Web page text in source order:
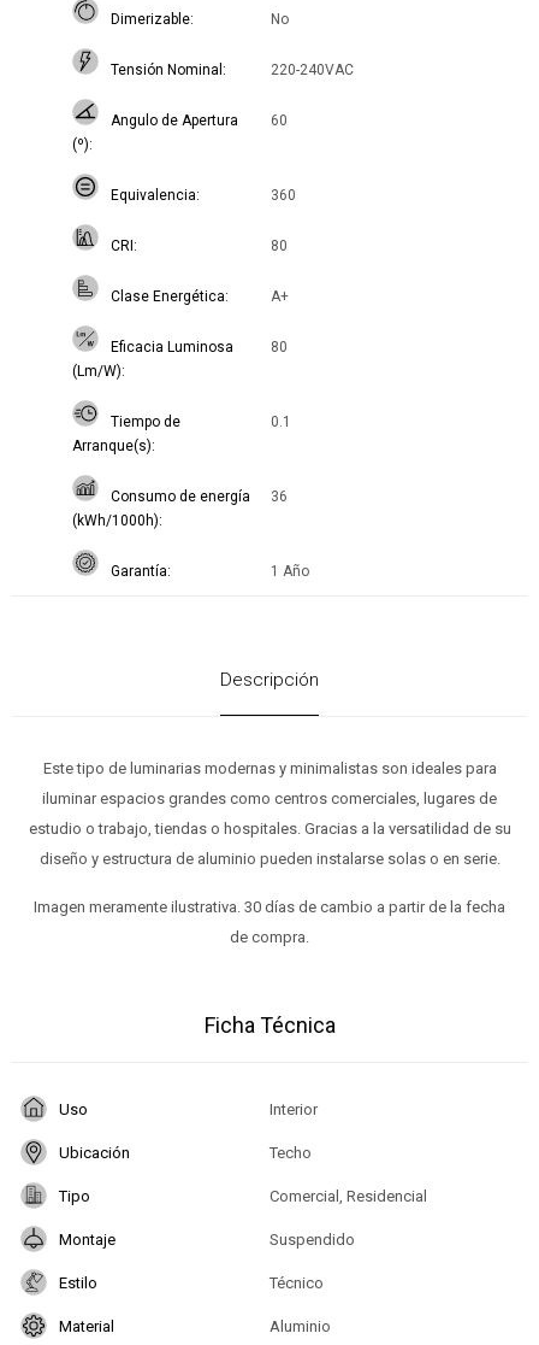
Dimerizable No
Tensión Nominal 220-240VAC
Angulo de Apertura
(º)
60
Equivalencia 360
CRI 80
Clase Energética A+
Eficacia Luminosa
(Lm/W)
80
Tiempo de
Arranque(s)
0.1
Consumo de energía
(kWh/1000h)
36
Garantía 1 Año
Descripción
Este tipo de luminarias modernas y minimalistas son ideales para
iluminar espacios grandes como centros comerciales, lugares de
estudio o trabajo, tiendas o hospitales. Gracias a la versatilidad de su
diseño y estructura de aluminio pueden instalarse solas o en serie.
Imagen meramente ilustrativa. 30 días de cambio a partir de la fecha
de compra.
Ficha Técnica
Uso Interior
Ubicación Techo
Tipo Comercial, Residencial
Montaje Suspendido
Estilo Técnico
Material Aluminio